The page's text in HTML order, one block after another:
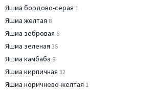
Яшма бордово-серая 1
Яшма желтая 8
Яшма зебровая 6
Яшма зеленая 35
Яшма камбаба 8
Яшма кирпичная 32
Яшма коричнево-желтая 1